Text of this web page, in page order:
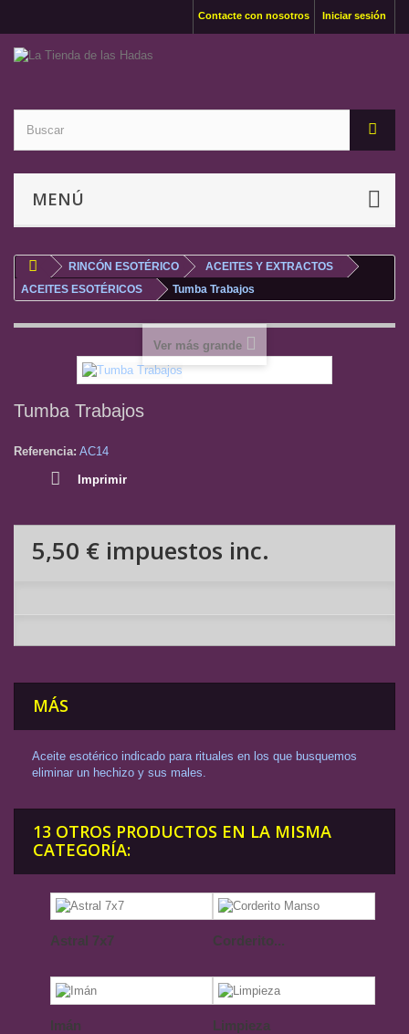
Iniciar sesión
Contacte con nosotros
MENÚ
RINCÓN ESOTÉRICO
ACEITES Y EXTRACTOS
ACEITES ESOTÉRICOS
Tumba Trabajos
Ver más grande
Tumba Trabajos
Referencia: AC14
Imprimir
5,50 € impuestos inc.
MÁS
Aceite esotérico indicado para rituales en los que busquemos
eliminar un hechizo y sus males.
13 OTROS PRODUCTOS EN LA MISMA
CATEGORÍA:
Astral 7x7 Corderito...
Imán Limpieza